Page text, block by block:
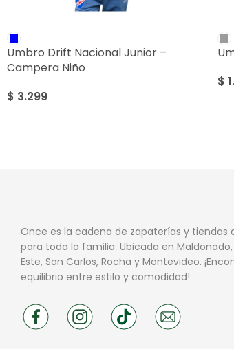
Umbro Drift Nacional Junior –
Campera Niño
$ 3.299
$
Once es la cadena de zapaterías y tiendas
para toda la familia. Ubicada en
Este, San Carlos, Rocha y Montevideo.
equilibrio entre estilo y comodidad!